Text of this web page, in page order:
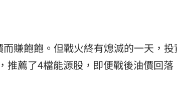
賺飽飽。但戰火終有熄滅的一天，投
推薦了4檔能源股，即便戰後油價回落